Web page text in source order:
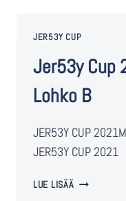
JER53Y CUP
Jer53y Cup
Lohko B
JER53Y CUP
JER53Y CUP 2021
LUE LISÄÄ